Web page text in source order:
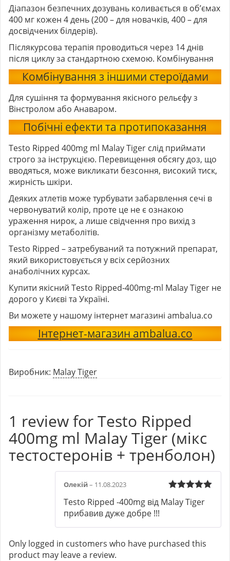
Діапазон безпечних дозувань коливається в об’ємах
400 мг кожен 4 день (200 – для новачків, 400 – для
досвідчених білдерів).
Післякурсова терапія проводиться через 14 днів
після циклу за стандартною схемою. Комбінування
Комбінування з іншими стероїдами
Для сушіння та формування якісного рельєфу з
Вінстролом або Анаваром.
Побічні ефекти та протипоказання
Testo Ripped 400mg ml Malay Tiger слід приймати
строго за інструкцією. Перевищення обсягу доз, що
вводяться, може викликати безсоння, високий тиск,
жирність шкіри.
Деяких атлетів може турбувати забарвлення сечі в
червонуватий колір, проте це не є ознакою
ураження нирок, а лише свідчення про вихід з
організму метаболітів.
Testo Ripped – затребуваний та потужний препарат,
який використовується у всіх серйозних
анаболічних курсах.
Купити якісний Testo Ripped-400mg-ml Malay Tiger не
дорого у Києві та Україні.
Ви можете у нашому інтернет магазині ambalua.co
Інтернет-магазин ambalua.co
Виробник: Malay Tiger
1 review forTesto Ripped
400mg ml Malay Tiger (мікс
тестостеронів + тренболон)
Rated
of 5
Олекій– 11.08.2023
Testo Ripped -400mg від Malay Tiger
прибавив дуже добре !!!
Only logged in customers who have purchased this
product may leave a review.